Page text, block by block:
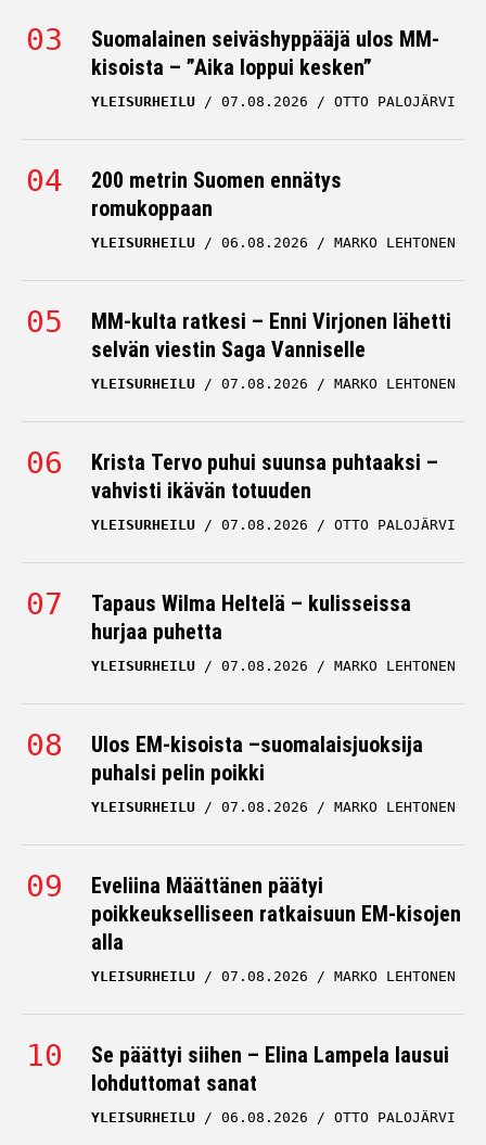
Suomalainen seiväshyppääjä ulos MM-
kisoista – ”Aika loppui kesken”
YLEISURHEILU 07.08.2026 OTTO PALOJÄRVI
200 metrin Suomen ennätys
romukoppaan
YLEISURHEILU 06.08.2026 MARKO LEHTONEN
MM-kulta ratkesi – Enni Virjonen lähetti
selvän viestin Saga Vanniselle
YLEISURHEILU 07.08.2026 MARKO LEHTONEN
Krista Tervo puhui suunsa puhtaaksi –
vahvisti ikävän totuuden
YLEISURHEILU 07.08.2026 OTTO PALOJÄRVI
Tapaus Wilma Heltelä – kulisseissa
hurjaa puhetta
YLEISURHEILU 07.08.2026 MARKO LEHTONEN
Ulos EM-kisoista –suomalaisjuoksija
puhalsi pelin poikki
YLEISURHEILU 07.08.2026 MARKO LEHTONEN
Eveliina Määttänen päätyi
poikkeukselliseen ratkaisuun EM-kisojen
alla
YLEISURHEILU 07.08.2026 MARKO LEHTONEN
Se päättyi siihen – Elina Lampela lausui
lohduttomat sanat
YLEISURHEILU 06.08.2026 OTTO PALOJÄRVI